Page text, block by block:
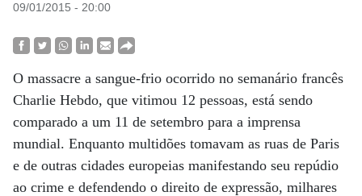
09/01/2015 - 20:00
O massacre a sangue-frio ocorrido no semanário francês
Charlie Hebdo, que vitimou 12 pessoas, está sendo
comparado a um 11 de setembro para a imprensa
mundial. Enquanto multidões tomavam as ruas de Paris
e de outras cidades europeias manifestando seu repúdio
ao crime e defendendo o direito de expressão, milhares